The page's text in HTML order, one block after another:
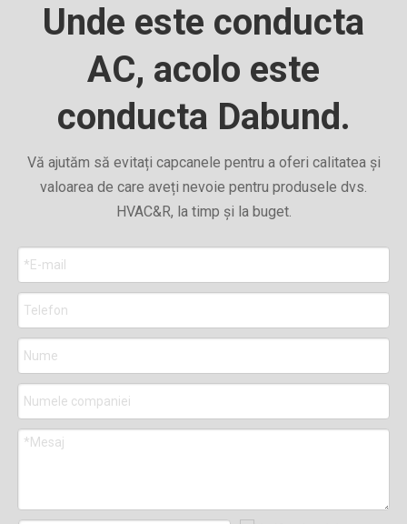
Unde este conducta
AC, acolo este
conducta Dabund.
Vă ajutăm să evitați capcanele pentru a oferi calitatea și
valoarea de care aveți nevoie pentru produsele dvs.
HVAC&R, la timp și la buget.